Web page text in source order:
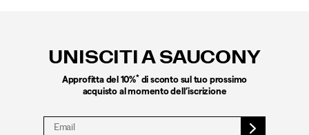
UNISCITI A SAUCONY
Approfitta del 10%*di sconto sul tuo prossimo
acquisto al momento dell’iscrizione